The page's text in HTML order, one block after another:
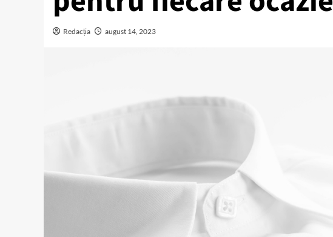
Redacția august 14, 2023